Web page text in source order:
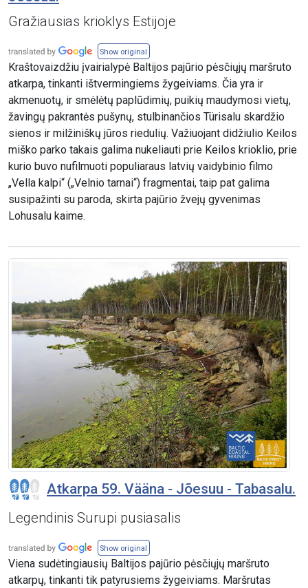
Gražiausias krioklys Estijoje
Show original
Kraštovaizdžiu įvairialypė Baltijos pajūrio pėsčiųjų maršruto
atkarpa, tinkanti ištvermingiems žygeiviams. Čia yra ir
akmenuotų, ir smėlėtų paplūdimių, puikių maudymosi vietų,
žavingų pakrantės pušynų, stulbinančios Türisalu skardžio
sienos ir milžiniškų jūros riedulių. Važiuojant didžiulio Keilos
miško parko takais galima nukeliauti prie Keilos krioklio, prie
kurio buvo nufilmuoti populiaraus latvių vaidybinio filmo
„Vella kalpi“ („Velnio tarnai“) fragmentai, taip pat galima
susipažinti su paroda, skirta pajūrio žvejų gyvenimas
Lohusalu kaime.
Atkarpa 59. Vääna - Jõesuu - Tabasalu.
Legendinis Surupi pusiasalis
Show original
Viena sudėtingiausių Baltijos pajūrio pėsčiųjų maršruto
atkarpų, tinkanti tik patyrusiems žygeiviams. Maršrutas